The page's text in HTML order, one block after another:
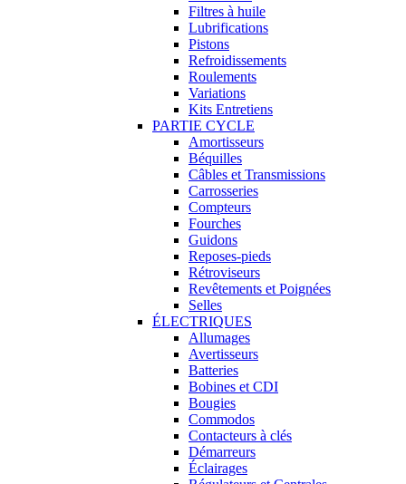
Filtres à huile
Lubrifications
Pistons
Refroidissements
Roulements
Variations
Kits Entretiens
PARTIE CYCLE
Amortisseurs
Béquilles
Câbles et Transmissions
Carrosseries
Compteurs
Fourches
Guidons
Reposes-pieds
Rétroviseurs
Revêtements et Poignées
Selles
ÉLECTRIQUES
Allumages
Avertisseurs
Batteries
Bobines et CDI
Bougies
Commodos
Contacteurs à clés
Démarreurs
Éclairages